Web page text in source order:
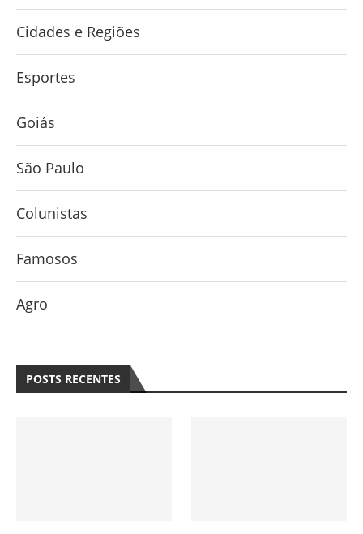
Cidades e Regiões
Esportes
Goiás
São Paulo
Colunistas
Famosos
Agro
POSTS RECENTES